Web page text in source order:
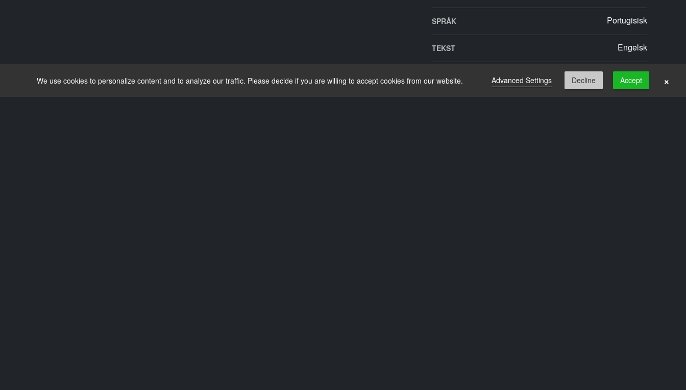
SPRÅK Portugisisk
TEKST Engelsk
We use cookies to personalize content and to analyze our traffic. Please decide if you are willing to accept cookies from our website. Advanced Settings Decline Accept ×